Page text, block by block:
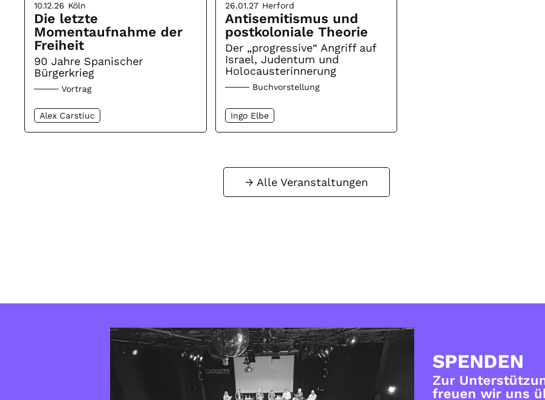
10.12.26 Köln
Die letzte
Momentaufnahme der
Freiheit
90 Jahre Spanischer
Bürgerkrieg
Vortrag
Alex Carstiuc
26.01.27 Herford
Antisemitismus und
postkoloniale Theorie
Der „progressive“ Angriff auf
Israel, Judentum und
Holocausterinnerung
Buchvorstellung
Ingo Elbe
Alle Veranstaltungen
SPENDEN
Zur
freuen wir uns